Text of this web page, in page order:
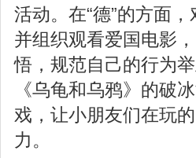
活动。在“德”的方面
并组织观看爱国电影
悟，规范自己的行为
《乌龟和乌鸦》的破
戏，让小朋友们在玩
力。